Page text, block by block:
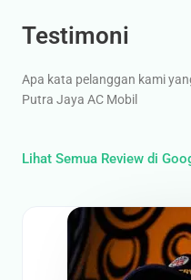
Testimoni
Apa kata pelanggan kami
Putra Jaya AC Mobil
Lihat Semua Review di